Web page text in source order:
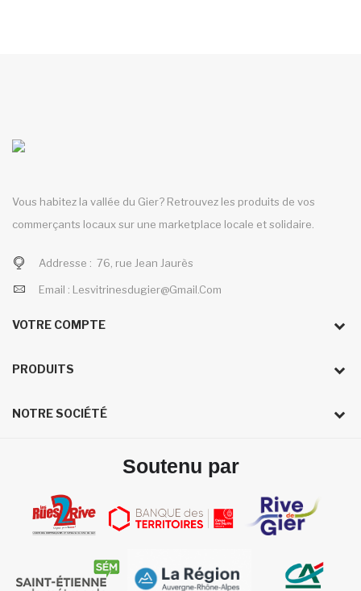
Vous habitez la vallée du Gier? Retrouvez les produits de vos
commerçants locaux sur une marketplace locale et solidaire.
Addresse : 76, rue Jean Jaurès
Email : Lesvitrinesdugier@gmail.com
VOTRE COMPTE
PRODUITS
NOTRE SOCIÉTÉ
Soutenu par